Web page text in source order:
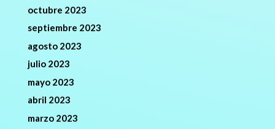
octubre 2023
septiembre 2023
agosto 2023
julio 2023
mayo 2023
abril 2023
marzo 2023